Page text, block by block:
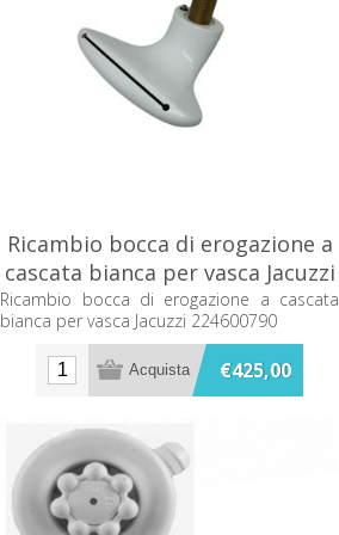
Ricambio bocca di erogazione a
cascata bianca per vasca Jacuzzi
224600790
Ricambio bocca di erogazione a cascata
bianca per vasca Jacuzzi 224600790
€425,00